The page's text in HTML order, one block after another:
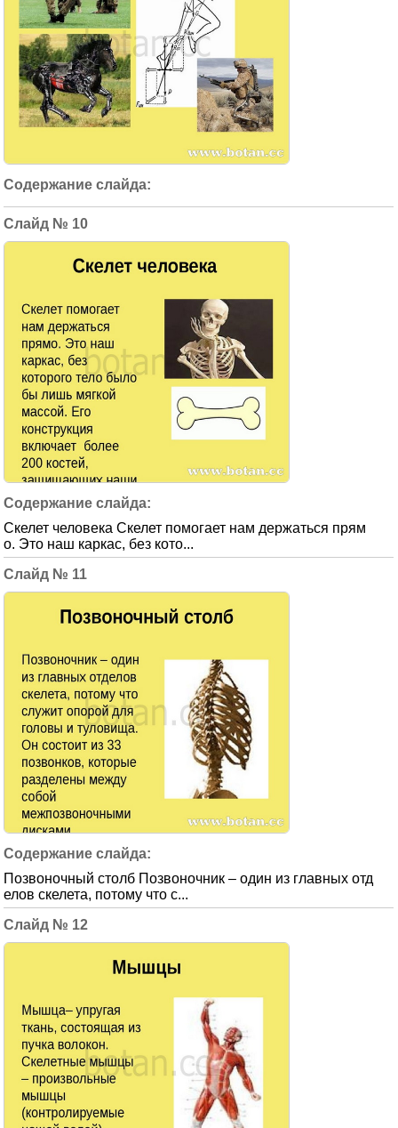
10
Скелет человека Скелет помогает нам держаться прям
о. Это наш каркас, без кото...
11
Позвоночный столб Позвоночник – один из главных отд
елов скелета, потому что с...
12